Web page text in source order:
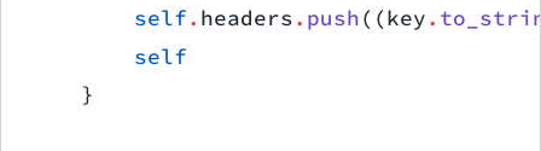
        self
. headers. push((key.
        self
    }